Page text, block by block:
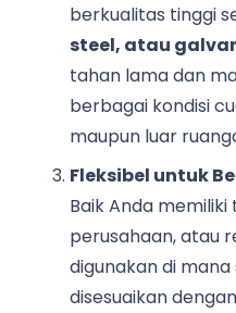
berkualitas tinggi
steel, atau
tahan lama dan
berbagai kondisi
maupun luar
Fleksibel untuk
Baik Anda
perusahaan, atau
digunakan di mana
disesuaikan